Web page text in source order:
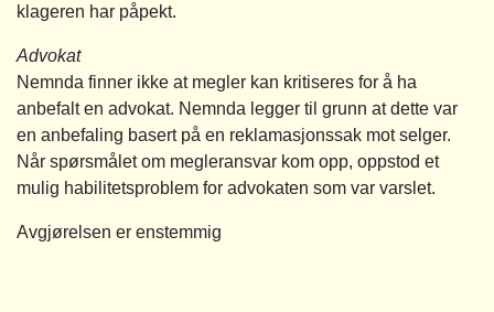
klageren har påpekt.
Advokat
Nemnda finner ikke at megler kan kritiseres for å ha
anbefalt en advokat. Nemnda legger til grunn at dette var
en anbefaling basert på en reklamasjonssak mot selger.
Når spørsmålet om megleransvar kom opp, oppstod et
mulig habilitetsproblem for advokaten som var varslet.
Avgjørelsen er enstemmig